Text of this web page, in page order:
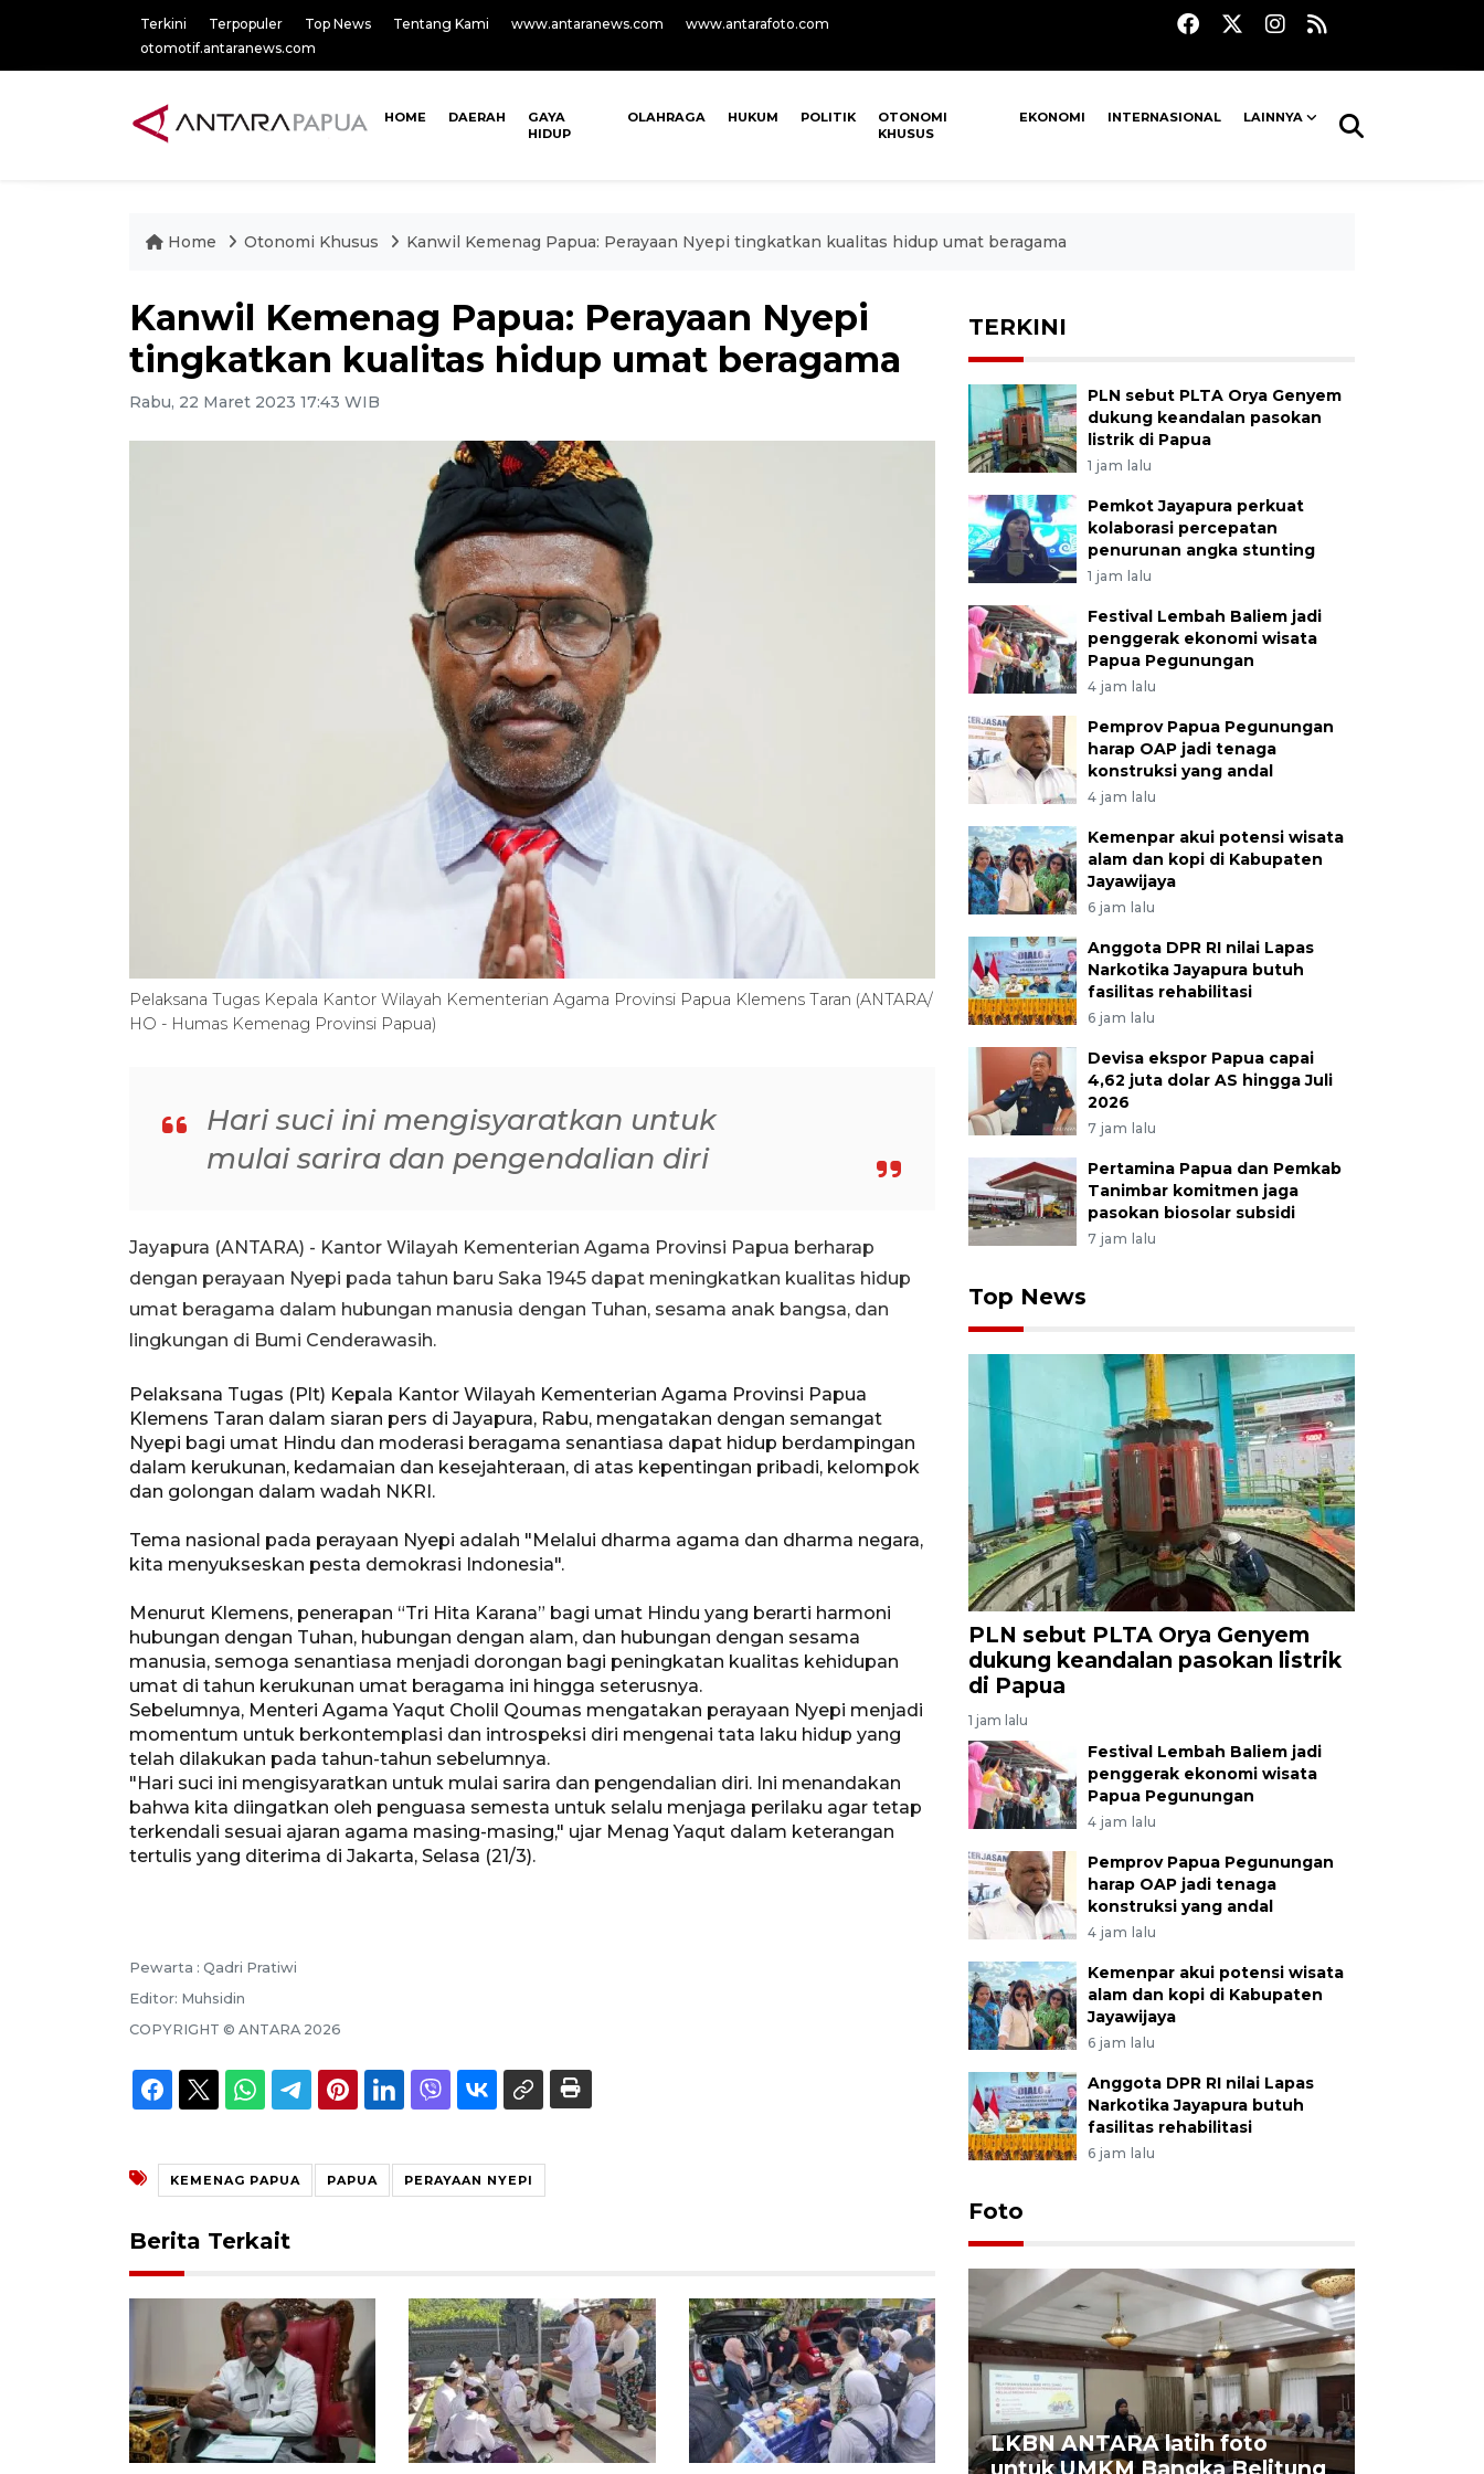
Terkini Terpopuler Top News Tentang Kami www.antaranews.com
www.antarafoto.com
otomotif.antaranews.com
HOME DAERAH
GAYA
HIDUP
OLAHRAGA HUKUM POLITIK
OTONOMI
KHUSUS
EKONOMI INTERNASIONAL LAINNYA
Home Otonomi Khusus Kanwil Kemenag Papua: Perayaan Nyepi tingkatkan kualitas hidup umat beragama
Kanwil Kemenag Papua: Perayaan Nyepi
tingkatkan kualitas hidup umat beragama
Rabu, 22 Maret 2023 17:43 WIB
Pelaksana Tugas Kepala Kantor Wilayah Kementerian Agama Provinsi Papua Klemens Taran (ANTARA/
HO - Humas Kemenag Provinsi Papua)
Hari suci ini mengisyaratkan untuk
mulai sarira dan pengendalian diri
Jayapura (ANTARA) - Kantor Wilayah Kementerian Agama Provinsi Papua berharap
dengan perayaan Nyepi pada tahun baru Saka 1945 dapat meningkatkan kualitas hidup
umat beragama dalam hubungan manusia dengan Tuhan, sesama anak bangsa, dan
lingkungan di Bumi Cenderawasih.
Pelaksana Tugas (Plt) Kepala Kantor Wilayah Kementerian Agama Provinsi Papua
Klemens Taran dalam siaran pers di Jayapura, Rabu, mengatakan dengan semangat
Nyepi bagi umat Hindu dan moderasi beragama senantiasa dapat hidup berdampingan
dalam kerukunan, kedamaian dan kesejahteraan, di atas kepentingan pribadi, kelompok
dan golongan dalam wadah NKRI.
Tema nasional pada perayaan Nyepi adalah "Melalui dharma agama dan dharma negara,
kita menyukseskan pesta demokrasi Indonesia".
Menurut Klemens, penerapan “Tri Hita Karana” bagi umat Hindu yang berarti harmoni
hubungan dengan Tuhan, hubungan dengan alam, dan hubungan dengan sesama
manusia, semoga senantiasa menjadi dorongan bagi peningkatan kualitas kehidupan
umat di tahun kerukunan umat beragama ini hingga seterusnya.
Sebelumnya, Menteri Agama Yaqut Cholil Qoumas mengatakan perayaan Nyepi menjadi
momentum untuk berkontemplasi dan introspeksi diri mengenai tata laku hidup yang
telah dilakukan pada tahun-tahun sebelumnya.
"Hari suci ini mengisyaratkan untuk mulai sarira dan pengendalian diri. Ini menandakan
bahwa kita diingatkan oleh penguasa semesta untuk selalu menjaga perilaku agar tetap
terkendali sesuai ajaran agama masing-masing," ujar Menag Yaqut dalam keterangan
tertulis yang diterima di Jakarta, Selasa (21/3).
Pewarta : Qadri Pratiwi
Editor: Muhsidin
COPYRIGHT © ANTARA 2026
KEMENAG PAPUA PAPUA PERAYAAN NYEPI
Berita Terkait
TERKINI
PLN sebut PLTA Orya Genyem
dukung keandalan pasokan
listrik di Papua
1 jam lalu
Pemkot Jayapura perkuat
kolaborasi percepatan
penurunan angka stunting
1 jam lalu
Festival Lembah Baliem jadi
penggerak ekonomi wisata
Papua Pegunungan
4 jam lalu
Pemprov Papua Pegunungan
harap OAP jadi tenaga
konstruksi yang andal
4 jam lalu
Kemenpar akui potensi wisata
alam dan kopi di Kabupaten
Jayawijaya
6 jam lalu
Anggota DPR RI nilai Lapas
Narkotika Jayapura butuh
fasilitas rehabilitasi
6 jam lalu
Devisa ekspor Papua capai
4,62 juta dolar AS hingga Juli
2026
7 jam lalu
Pertamina Papua dan Pemkab
Tanimbar komitmen jaga
pasokan biosolar subsidi
7 jam lalu
Top News
PLN sebut PLTA Orya Genyem
dukung keandalan pasokan listrik
di Papua
1 jam lalu
Festival Lembah Baliem jadi
penggerak ekonomi wisata
Papua Pegunungan
4 jam lalu
Pemprov Papua Pegunungan
harap OAP jadi tenaga
konstruksi yang andal
4 jam lalu
Kemenpar akui potensi wisata
alam dan kopi di Kabupaten
Jayawijaya
6 jam lalu
Anggota DPR RI nilai Lapas
Narkotika Jayapura butuh
fasilitas rehabilitasi
6 jam lalu
Foto
Antara Biro Papua
bersilahturahmi dengan
LKBN ANTARA latih foto